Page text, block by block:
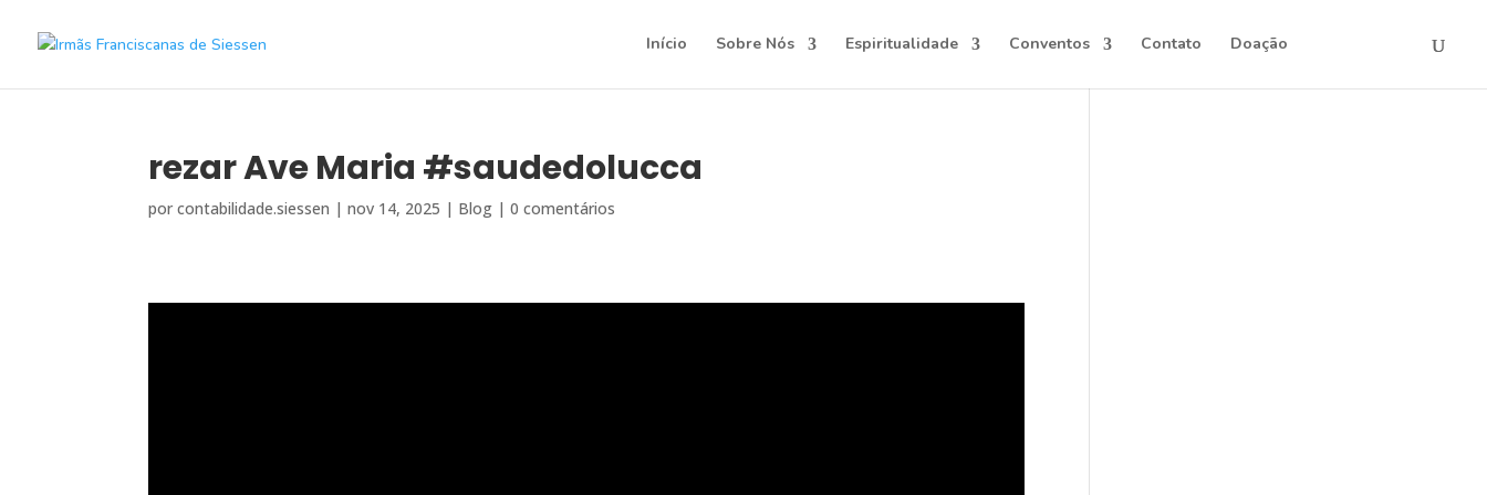
Início Sobre Nós Espiritualidade Conventos Contato Doação
rezar Ave Maria #saudedolucca
porcontabilidade.siessen |nov 14, 2025 | Blog |0 comentários